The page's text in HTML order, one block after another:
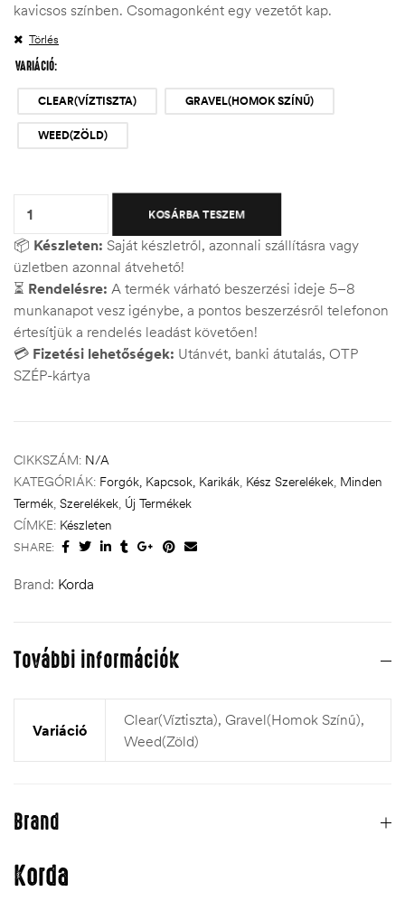
kavicsos színben. Csomagonként egy vezetőt kap.
VARIÁCIÓ
CLEAR(VÍZTISZTA) GRAVEL(HOMOK SZÍNŰ)
WEED(ZÖLD)
Törlés
KOSÁRBA TESZEM
📦 Készleten: Saját készletről, azonnali szállításra vagy
üzletben azonnal átvehető!
⏳ Rendelésre: A termék várható beszerzési ideje 5–8
munkanapot vesz igénybe, a pontos beszerzésről telefonon
értesítjük a rendelés leadást követően!
💳 Fizetési lehetőségek: Utánvét, banki átutalás, OTP
SZÉP-kártya
CIKKSZÁM: N/A
KATEGÓRIÁK: Forgók, Kapcsok, Karikák Kész Szerelékek Minden
Termék Szerelékek Új Termékek
CÍMKE: Készleten
SHARE:
Brand: Korda
További információk
Variáció
Clear(Víztiszta), Gravel(Homok Színű),
Weed(Zöld)
Brand
Korda